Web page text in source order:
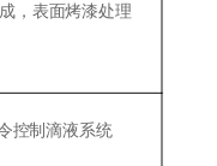
，表面烤漆处理
控制滴液系统